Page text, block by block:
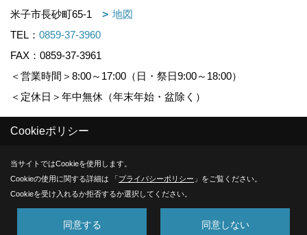
米子市長砂町65-1
地図
TEL： 0859-37-3960
FAX：0859-37-3961
＜営業時間＞8:00～17:00（日・祭日9:00～18:00）
＜定休日＞年中無休（年末年始・盆除く）
Produced byゴデスクリエイト
Cookieポリシー
当サイトではCookieを使用します。
Cookieの使用に関する詳細は 「プライバシーポリシー 」をご覧ください。
Cookieを受け入れるか拒否するか選択してください。
同意する 同意しない